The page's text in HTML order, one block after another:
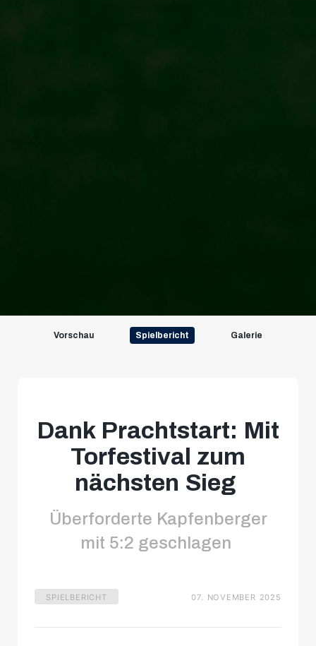
Vorschau Spielbericht Galerie
Dank Prachtstart: Mit
Torfestival zum
nächsten Sieg
Überforderte Kapfenberger
mit 5:2 geschlagen
SPIELBERICHT 07. NOVEMBER 2025